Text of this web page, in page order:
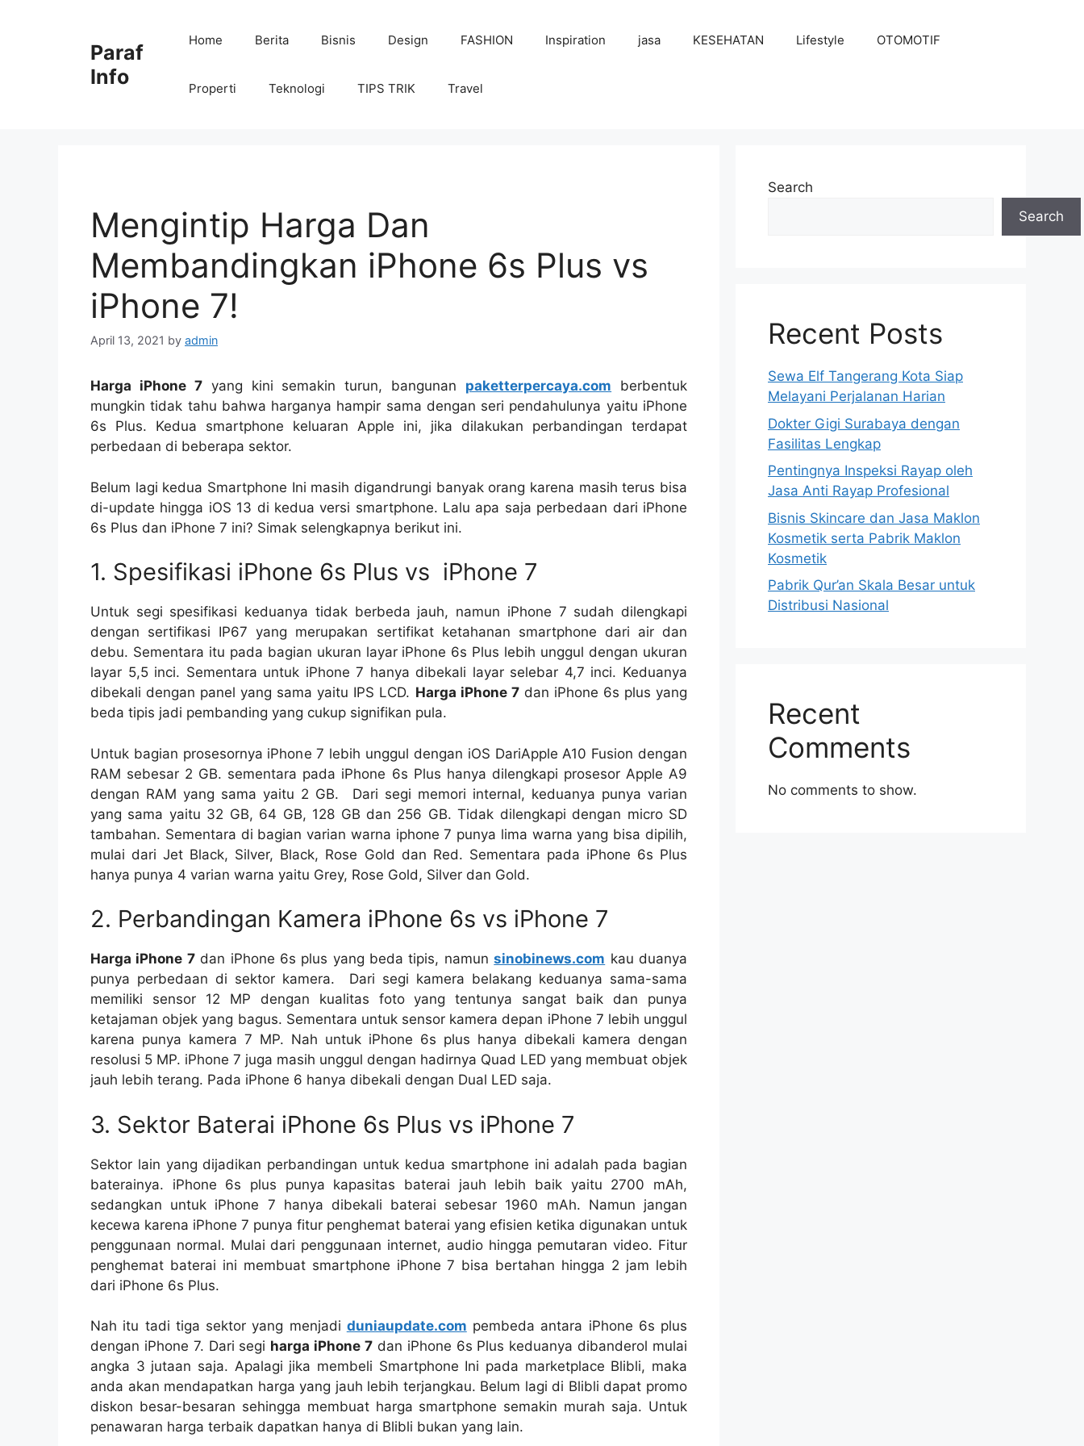
Paraf
Info
Home Berita Bisnis Design FASHION Inspiration jasa KESEHATAN Lifestyle OTOMOTIF
Properti Teknologi TIPS TRIK Travel
Mengintip Harga Dan
Membandingkan iPhone 6s Plus vs
iPhone 7!
April 13, 2021 by admin
Harga iPhone 7yang kini semakin turun, bangunan paketterpercaya.com berbentuk
mungkin tidak tahu bahwa harganya hampir sama dengan seri pendahulunya yaitu iPhone
6s Plus. Kedua smartphone keluaran Apple ini, jika dilakukan perbandingan terdapat
perbedaan di beberapa sektor.
Belum lagi kedua Smartphone Ini masih digandrungi banyak orang karena masih terus bisa
di-update hingga iOS 13 di kedua versi smartphone. Lalu apa saja perbedaan dari iPhone
6s Plus dan iPhone 7 ini? Simak selengkapnya berikut ini.
1. Spesifikasi iPhone 6s Plus vs iPhone 7
Untuk segi spesifikasi keduanya tidak berbeda jauh, namun iPhone 7 sudah dilengkapi
dengan sertifikasi IP67 yang merupakan sertifikat ketahanan smartphone dari air dan
debu. Sementara itu pada bagian ukuran layar iPhone 6s Plus lebih unggul dengan ukuran
layar 5,5 inci. Sementara untuk iPhone 7 hanya dibekali layar selebar 4,7 inci. Keduanya
dibekali dengan panel yang sama yaitu IPS LCD. Harga iPhone 7dan iPhone 6s plus yang
beda tipis jadi pembanding yang cukup signifikan pula.
Untuk bagian prosesornya iPhone 7 lebih unggul dengan iOS DariApple A10 Fusion dengan
RAM sebesar 2 GB. sementara pada iPhone 6s Plus hanya dilengkapi prosesor Apple A9
dengan RAM yang sama yaitu 2 GB. Dari segi memori internal, keduanya punya varian
yang sama yaitu 32 GB, 64 GB, 128 GB dan 256 GB. Tidak dilengkapi dengan micro SD
tambahan. Sementara di bagian varian warna iphone 7 punya lima warna yang bisa dipilih,
mulai dari Jet Black, Silver, Black, Rose Gold dan Red. Sementara pada iPhone 6s Plus
hanya punya 4 varian warna yaitu Grey, Rose Gold, Silver dan Gold.
2. Perbandingan Kamera iPhone 6s vs iPhone 7
Harga iPhone 7dan iPhone 6s plus yang beda tipis, namunsinobinews.com kau duanya
punya perbedaan di sektor kamera. Dari segi kamera belakang keduanya sama-sama
memiliki sensor 12 MP dengan kualitas foto yang tentunya sangat baik dan punya
ketajaman objek yang bagus. Sementara untuk sensor kamera depan iPhone 7 lebih unggul
karena punya kamera 7 MP. Nah untuk iPhone 6s plus hanya dibekali kamera dengan
resolusi 5 MP. iPhone 7 juga masih unggul dengan hadirnya Quad LED yang membuat objek
jauh lebih terang. Pada iPhone 6 hanya dibekali dengan Dual LED saja.
3. Sektor Baterai iPhone 6s Plus vs iPhone 7
Sektor lain yang dijadikan perbandingan untuk kedua smartphone ini adalah pada bagian
baterainya. iPhone 6s plus punya kapasitas baterai jauh lebih baik yaitu 2700 mAh,
sedangkan untuk iPhone 7 hanya dibekali baterai sebesar 1960 mAh. Namun jangan
kecewa karena iPhone 7 punya fitur penghemat baterai yang efisien ketika digunakan untuk
penggunaan normal. Mulai dari penggunaan internet, audio hingga pemutaran video. Fitur
penghemat baterai ini membuat smartphone iPhone 7 bisa bertahan hingga 2 jam lebih
dari iPhone 6s Plus.
Nah itu tadi tiga sektor yang menjadi duniaupdate.com pembeda antara iPhone 6s plus
dengan iPhone 7. Dari segi harga iPhone 7 dan iPhone 6s Plus keduanya dibanderol mulai
angka 3 jutaan saja. Apalagi jika membeli Smartphone Ini pada marketplace Blibli, maka
anda akan mendapatkan harga yang jauh lebih terjangkau. Belum lagi di Blibli dapat promo
diskon besar-besaran sehingga membuat harga smartphone semakin murah saja. Untuk
penawaran harga terbaik dapatkan hanya di Blibli bukan yang lain.
Search
Search
Recent Posts
Sewa Elf Tangerang Kota Siap
Melayani Perjalanan Harian
Dokter Gigi Surabaya dengan
Fasilitas Lengkap
Pentingnya Inspeksi Rayap oleh
Jasa Anti Rayap Profesional
Bisnis Skincare dan Jasa Maklon
Kosmetik serta Pabrik Maklon
Kosmetik
Pabrik Qur’an Skala Besar untuk
Distribusi Nasional
Recent
Comments
No comments to show.